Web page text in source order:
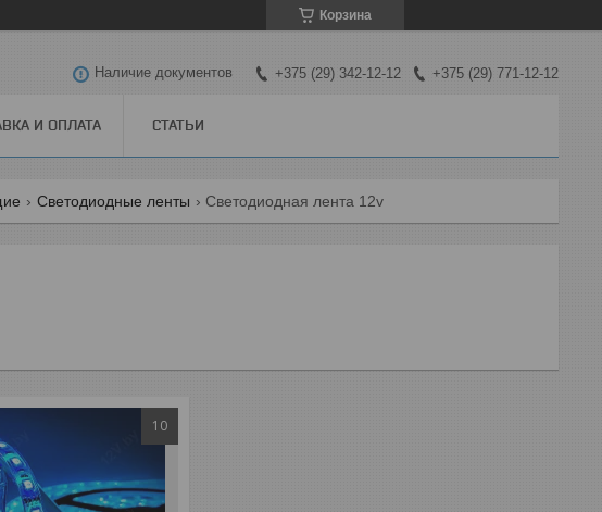
Корзина
Наличие документов +375 (29) 342-12-12 +375 (29) 771-12-12
И ОПЛАТА СТАТЬИ
Светодиодные ленты Светодиодная лента 12v
10